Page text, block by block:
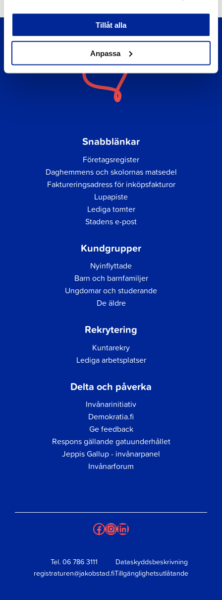
Tillåt alla
Anpassa
Snabblänkar
Företagsregister
Daghemmens och skolornas matsedel
Faktureringsadress för inköpsfakturor
Lupapiste
Lediga tomter
Stadens e-post
Kundgrupper
Nyinflyttade
Barn och barnfamiljer
Ungdomar och studerande
De äldre
Rekrytering
Kuntarekry
Lediga arbetsplatser
Delta och påverka
Invånarinitiativ
Demokratia.fi
Ge feedback
Respons gällande gatuunderhållet
Jeppis Gallup - invånarpanel
Invånarforum
Facebook
Instagram
LinkedIn
Tel. 06 786 3111
registraturen@jakobstad.fi
Dataskyddsbeskrivning
Tillgänglighetsutlåtande